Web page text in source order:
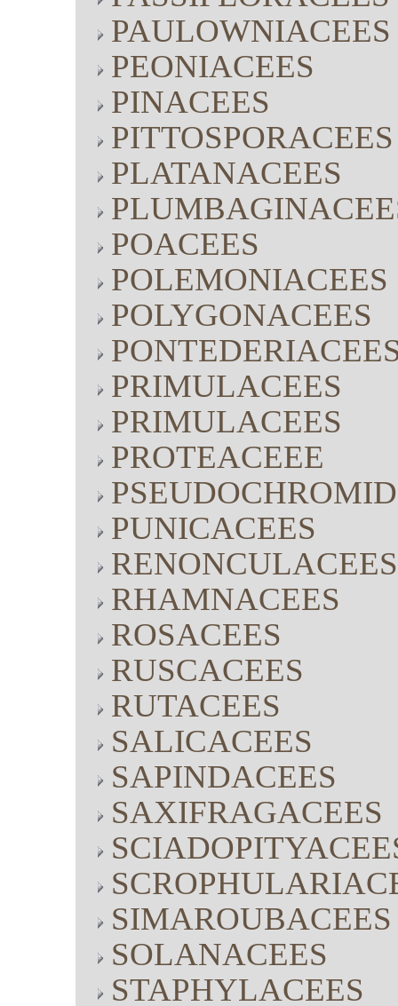
PAULOWNIACEES
PEONIACEES
PINACEES
PITTOSPORACEES
PLATANACEES
POACEES
POLEMONIACEES
POLYGONACEES
PRIMULACEES
PRIMULACEES
PROTEACEEE
PUNICACEES
RENONCULACEES
RHAMNACEES
ROSACEES
RUSCACEES
RUTACEES
SALICACEES
SAPINDACEES
SAXIFRAGACEES
SIMAROUBACEES
SOLANACEES
STAPHYLACEES